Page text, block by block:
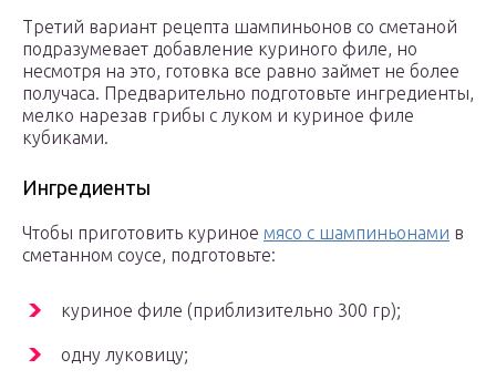
Третий вариант рецепта шампиньонов со сметаной
подразумевает добавление куриного филе, но
несмотря на это, готовка все равно займет не более
получаса. Предварительно подготовьте ингредиенты,
мелко нарезав грибы с луком и куриное филе
кубиками.
Ингредиенты
Чтобы приготовить куриное мясо с шампиньонами в
сметанном соусе, подготовьте:
куриное филе (приблизительно 300 гр);
одну луковицу;